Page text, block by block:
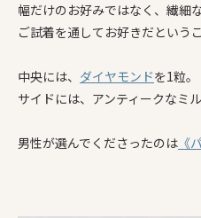
幅だけのお好みではなく、繊細
ご試着を通してお好きだという
中央には、 ダイヤモンドを1粒。
サイドには、アンティークなミ
男性が選んでくださったのは 《